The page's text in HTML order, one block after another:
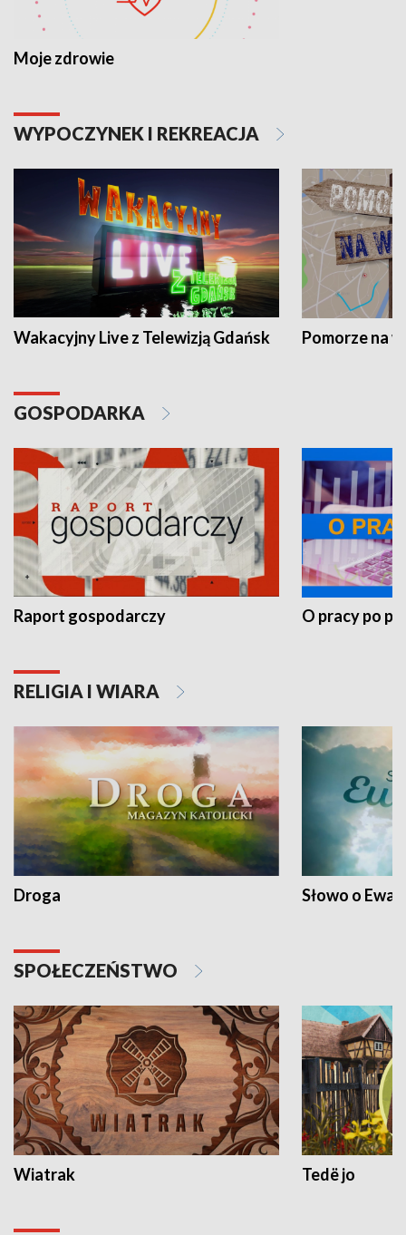
Moje zdrowie
WYPOCZYNEK I REKREACJA
Wakacyjny Live z Telewizją Gdańsk Pomorze na
GOSPODARKA
Raport gospodarczy O pracy po
RELIGIA I WIARA
Droga Słowo o
SPOŁECZEŃSTWO
Wiatrak Tedë jo